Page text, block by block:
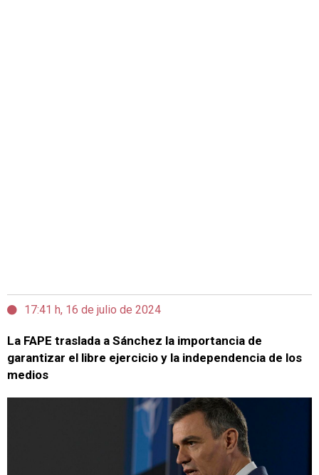
17:41 h, 16 de julio de 2024
La FAPE traslada a Sánchez la importancia de
garantizar el libre ejercicio y la independencia de los
medios